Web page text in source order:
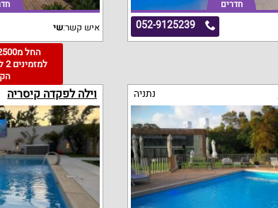
חדרים
052-9125239 איש קשר:שי
נתניה וילה לפקדה קיסריה